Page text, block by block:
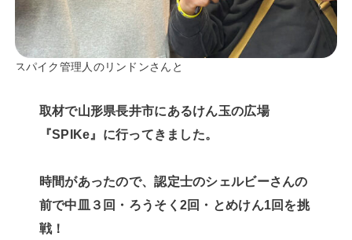
スパイク管理人のリンドンさんと
取材で山形県長井市にあるけん玉の広場
『SPIKe』に行ってきました。
時間があったので、認定士のシェルビーさんの
前で中皿３回・ろうそく2回・とめけん1回を挑
戦！